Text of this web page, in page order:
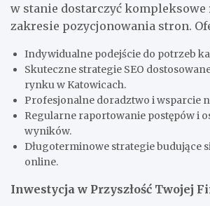
w stanie dostarczyć
zakresie pozycjonowania stron.
Indywidualne podejście do potrzeb
Skuteczne strategie SEO
rynku w Katowicach.
Profesjonalne doradztwo i wsparcie
Regularne raportowanie postępów i
wyników.
Długoterminowe strategie budujące
online.
Inwestycja w Przyszłość Twojej